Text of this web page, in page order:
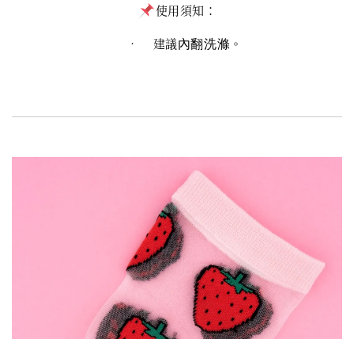
使用須知：
• 建議內翻洗滌 。